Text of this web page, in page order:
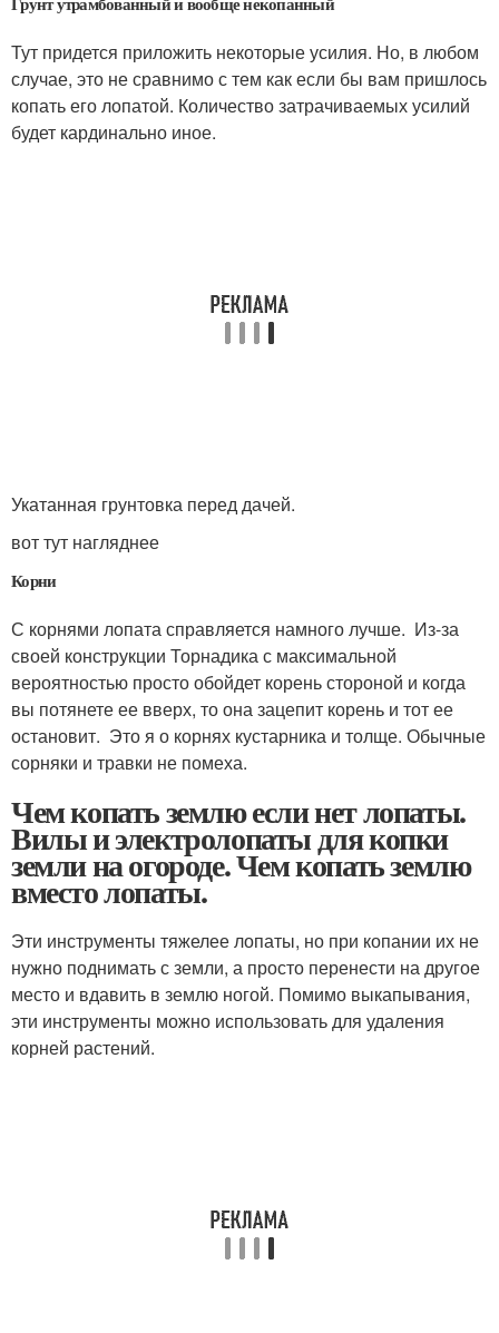
Тут придется приложить некоторые усилия. Но, в любом
случае, это не сравнимо с тем как если бы вам пришлось
копать его лопатой. Количество затрачиваемых усилий
будет кардинально иное.
Укатанная грунтовка перед дачей.
вот тут нагляднее
Корни
С корнями лопата справляется намного лучше. Из-за
своей конструкции Торнадика с максимальной
вероятностью просто обойдет корень стороной и когда
вы потянете ее вверх, то она зацепит корень и тот ее
остановит. Это я о корнях кустарника и толще. Обычные
сорняки и травки не помеха.
Чем копать землю если нет лопаты.
Вилы и электролопаты для копки
земли на огороде. Чем копать землю
вместо лопаты.
Эти инструменты тяжелее лопаты, но при копании их не
нужно поднимать с земли, а просто перенести на другое
место и вдавить в землю ногой. Помимо выкапывания,
эти инструменты можно использовать для удаления
корней растений.